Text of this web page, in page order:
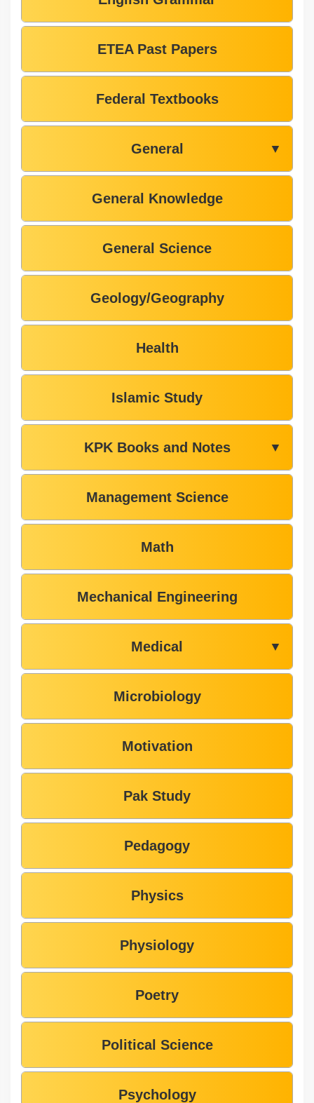
ETEA Past Papers
Federal Textbooks
General ▼
General Knowledge
General Science
Geology/Geography
Health
Islamic Study
KPK Books and Notes ▼
Management Science
Math
Mechanical Engineering
Medical ▼
Microbiology
Motivation
Pak Study
Pedagogy
Physics
Physiology
Poetry
Political Science
Psychology